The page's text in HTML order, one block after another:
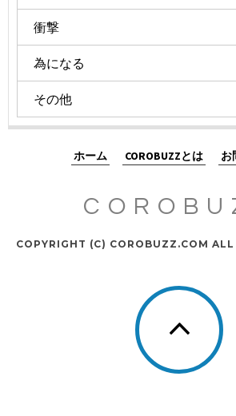
衝撃
為になる
その他
ホーム COROBUZZとは お
COPYRIGHT (C) COROBUZZ.COM ALL